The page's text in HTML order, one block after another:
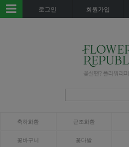
로그인 회원가입
축하화환 근조화환
꽃바구니 꽃다발